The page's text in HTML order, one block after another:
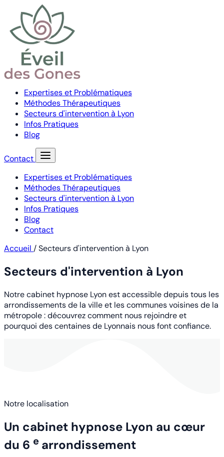
Expertises et Problématiques
Méthodes Thérapeutiques
Secteurs d'intervention à Lyon
Infos Pratiques
Blog
Contact
Expertises et Problématiques
Méthodes Thérapeutiques
Secteurs d'intervention à Lyon
Infos Pratiques
Blog
Contact
Accueil /Secteurs d'intervention à Lyon
Secteurs d'intervention à Lyon
Notre cabinet hypnose Lyon est accessible depuis tous les
arrondissements de la ville et les communes voisines de la
métropole : découvrez comment nous rejoindre et
pourquoi des centaines de Lyonnais nous font confiance.
Notre localisation
Un cabinet hypnose Lyon au cœur
du 6 e arrondissement